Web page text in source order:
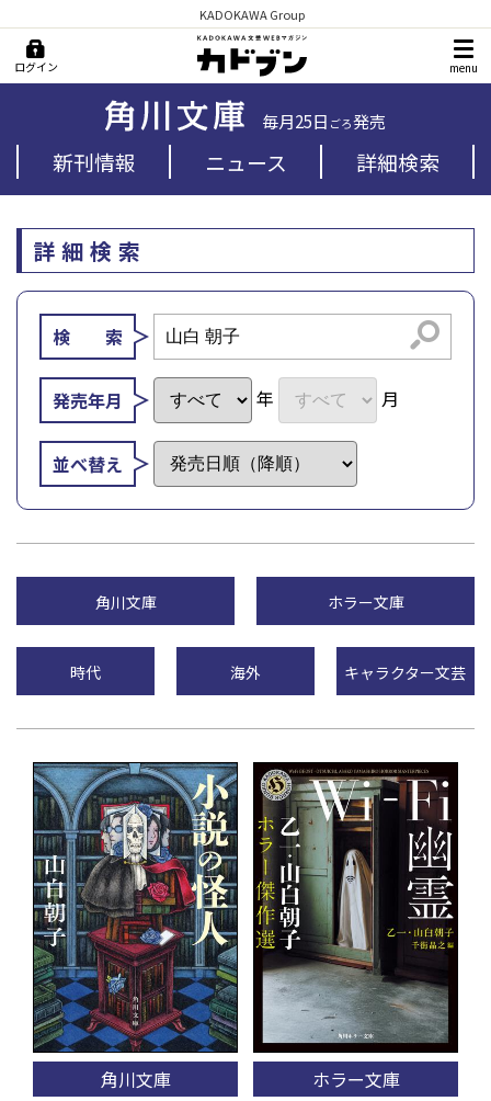
KADOKAWA Group
ログイン menu
毎月25日 ごろ発売
新刊情報 ニュース 詳細検索
詳細検索
検 索 検索
発売年月 年 月
並べ替え
角川文庫 ホラー文庫
時代 海外 キャラクター文芸
角川文庫 ホラー文庫